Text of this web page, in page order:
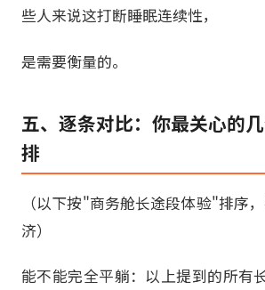
些人来说这打断睡眠连续性，
是需要衡量的。
五、逐条对比：你最关心的
排
（以下按"商务舱长途段体验"排序
济）
能不能完全平躺：以上提到的所